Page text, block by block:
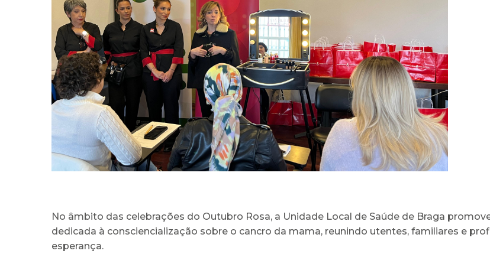
No âmbito das celebrações do Outubro Rosa, a Unidade Local de Saúde de Braga
dedicada à consciencialização sobre o cancro da mama, reunindo utentes, familiares e
esperança.